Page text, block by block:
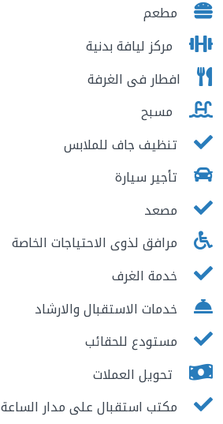
مطعم
مركز ليافة بدنية
افطار فى الغرفة
مسبح
تنظيف جاف للملابس
تأجير سيارة
مصعد
مرافق لذوى الاحتياجات الخاصة
خدمة الغرف
خدمات الاستقبال والارشاد
مستودع للحقائب
تحويل العملات
مكتب استقبال على مدار الساعة